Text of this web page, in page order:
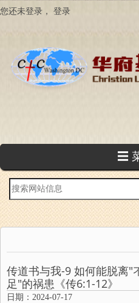
跳
您还未登录， 登录
☰
站
内
搜
索
传道书与我-9 如何能脱离"
足"的祸患《传6:1-12》
日期：2024-07-17